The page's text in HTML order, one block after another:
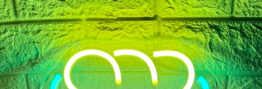
Neón
Flex
Tamaños:M:
43×40
cms